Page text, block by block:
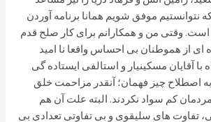
نتوانستیم موفق شویم همانا برنامه آوردن
است. وقتی من و همکارانم برای کار صلح قدم
ای از هموطنان بی احساس واقعا نا امید
با آقایان مسکینیار و استالفی ایستاده گی
به اصطلاح چیز فهمان؛ آنقدر مزاحمت خلق
کم سواد نکردند. البته علت آن هم
های سلیقوی و بی تفاوتی تعدادی بی